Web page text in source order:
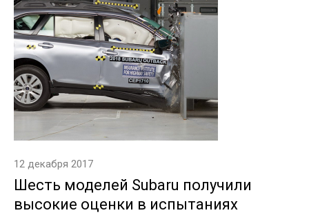
12 декабря 2017
Шесть моделей Subaru получили
высокие оценки в испытаниях